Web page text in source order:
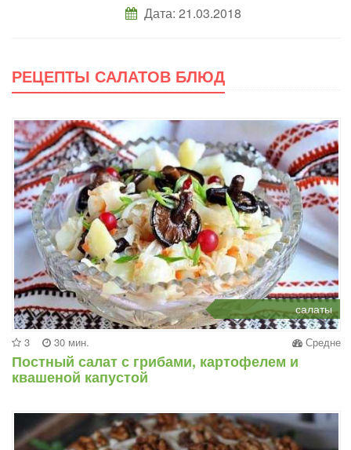
Дата: 21.03.2018
РЕЦЕПТЫ САЛАТОВ БЛЮД
салаты
3 30 мин. Средне
Постный салат с грибами, картофелем и
квашеной капустой